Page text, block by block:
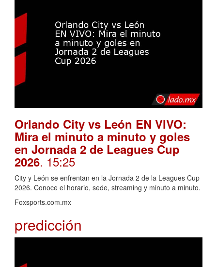
Orlando City vs León EN VIVO:
Mira el minuto a minuto y goles
en Jornada 2 de Leagues Cup
2026. 15:25
City y León se enfrentan en la Jornada 2 de la Leagues Cup
2026. Conoce el horario, sede, streaming y minuto a minuto.
Foxsports.com.mx
predicción